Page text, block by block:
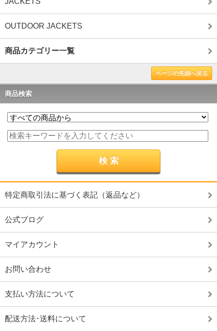
OUTDOOR JACKETS
商品カテゴリー一覧
ページの先頭へ戻る
商品検索
特定商取引法に基づく表記（返品など）
公式ブログ
マイアカウント
お問い合わせ
支払い方法について
配送方法･送料について